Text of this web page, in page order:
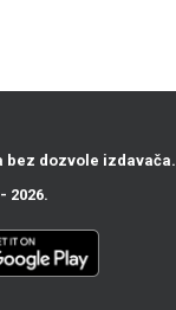
dozvole izdavača.
2026.